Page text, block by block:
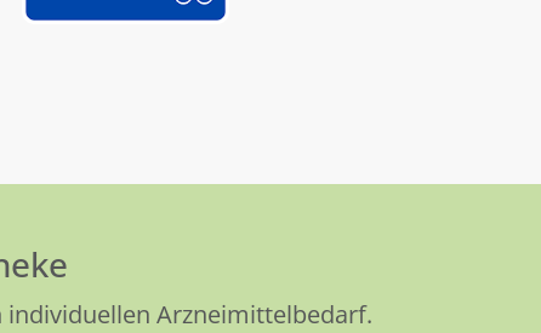
individuellen Arzneimittelbedarf.